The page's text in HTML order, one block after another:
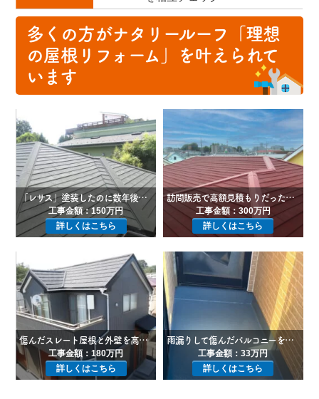
多くの方がナタリールーフ「理想
の屋根リフォーム」を叶えられて
います
「レサス」塗装したのに数年後には割れてボロボロになったスレートを屋根カバー工法で修繕！
工事金額：150万円
詳しくはこちら
訪問販売で高額見積もりだった工事がお得なお値段でフルリフォーム！
工事金額：300万円
詳しくはこちら
傷んだスレート屋根と外壁を高耐久な「一閃」と「フッ素REVO」で全体メンテナンス！
工事金額：180万円
詳しくはこちら
雨漏りして傷んだバルコニーを防水工事！
工事金額：33万円
詳しくはこちら